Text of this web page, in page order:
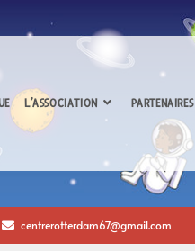
L’ASSOCIATION PARTENAIRES
centrerotterdam67@gmail.com